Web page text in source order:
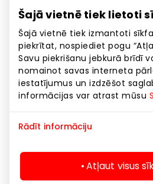
Šajā vietnē tiek lietoti
Šajā vietnē tiek izmantoti
piekrītat, nospiediet pogu
Savu piekrišanu jebkurā brīdī
nomainot savas interneta
iestatījumus un izdzēšot
informācijas var atrast mūsu
Rādīt informāciju
Atļaut visus
ir visvairāk nepieciešams, lai
gandarījumu varētu uzsākt
Lai parūpētos par tām
saskaras ar finansiālām
iepirkšanās centri sadarbībā
organizāciju Ziedot.lv un
augustā jau sesto gadu pēc
labdarības akciju “Palīdzēsim
apavus, kancelejas preces un
lietas maznodrošināto ģimeņu